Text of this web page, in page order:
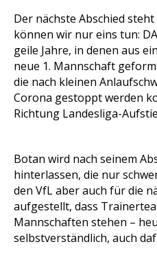
Der nächste Abschied
können wir nur eins tun:
geile Jahre, in denen aus
neue 1. Mannschaft
die nach kleinen
Corona gestoppt werden
Richtung Landesliga-
Botan wird nach seinem
hinterlassen, die nur
den VfL aber auch für die
aufgestellt, dass
Mannschaften stehen –
selbstverständlich, auch